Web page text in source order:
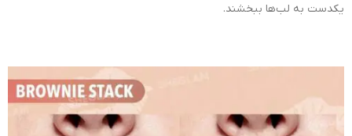
یکدست به لب‌ها ببخشند.